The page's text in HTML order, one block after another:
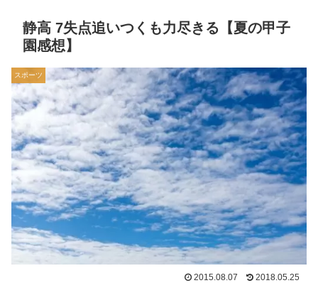
静高 7失点追いつくも力尽きる【夏の甲子
園感想】
スポーツ
2015.08.07 2018.05.25